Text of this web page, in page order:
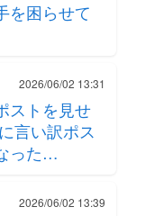
を困らせて
2026/06/02 13:31
ストを見せ
言い訳ポス
った…
2026/06/02 13:39